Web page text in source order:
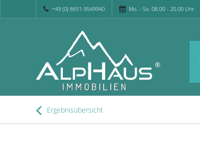
+49 (0) 8651-9549940 Mo. - So. 08.00 - 20.00 Uhr
Ergebnisübersicht